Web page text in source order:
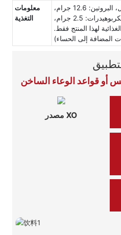
معلومات
التغذية
الطاقة: 2662 كيلو جول، البروتين: 12.6 جرام،
الدهون: 65 جرام، الكربوهيدرات: 2.5 جرام،
(القيم الغذائية لهذا المنتج فقط.
المضافة إلى الحساء)
أو قواعد الوعاء الساخن
مصدر XO